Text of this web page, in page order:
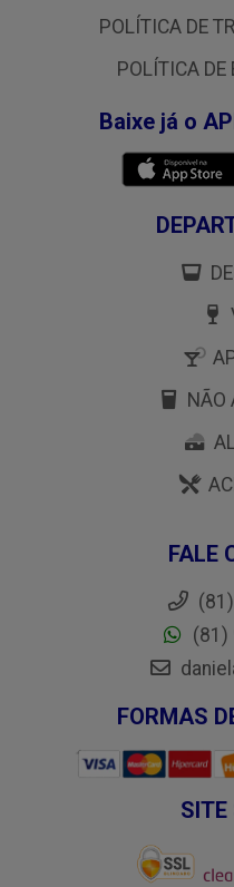
POLÍTICA DE
POLÍTICA DE
Baixe já o
NÃO
FALE
(81)
FORMAS
SITE